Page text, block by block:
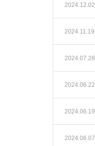
2024.12.02
2024.11.19
2024.07.28
2024.06.22
2024.06.19
2024.06.07